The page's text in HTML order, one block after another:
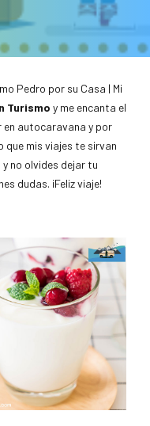
Pedro por su Casa | Mi
Turismo y me encanta el
autocaravana y por
que mis viajes te sirvan
no olvides dejar tu
dudas. ¡Feliz viaje!